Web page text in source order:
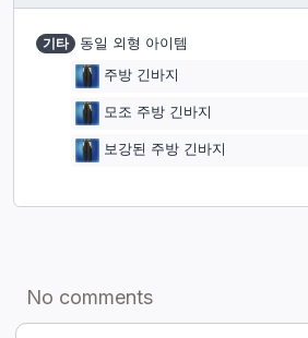
기타
동일 외형 아이템
주방 긴바지
모조 주방 긴바지
보강된 주방 긴바지